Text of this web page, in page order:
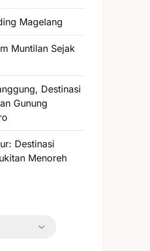
Magelang
Muntilan Sejak
Destinasi
Gunung
Destinasi
Menoreh